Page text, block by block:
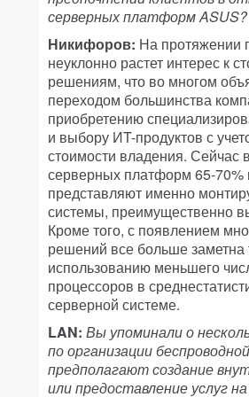
серверных платформ ASUS?
Никифоров: На протяжении
неуклонно растет интерес к
решениям, что во многом
переходом большинства
приобретению
и выбору ИT-продуктов с
стоимости владения. Сейчас
серверных платформ 65-70%
представляют именно
системы, преимущественно
Кроме того, с появлением
решений все больше заметна
использованию меньшего
процессоров в
серверной системе.
LAN: Вы упоминали о
по организации
предполагают создание
или предоставление услуг